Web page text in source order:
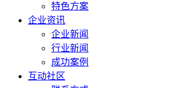
特色方案
企业资讯
企业新闻
行业新闻
成功案例
互动社区